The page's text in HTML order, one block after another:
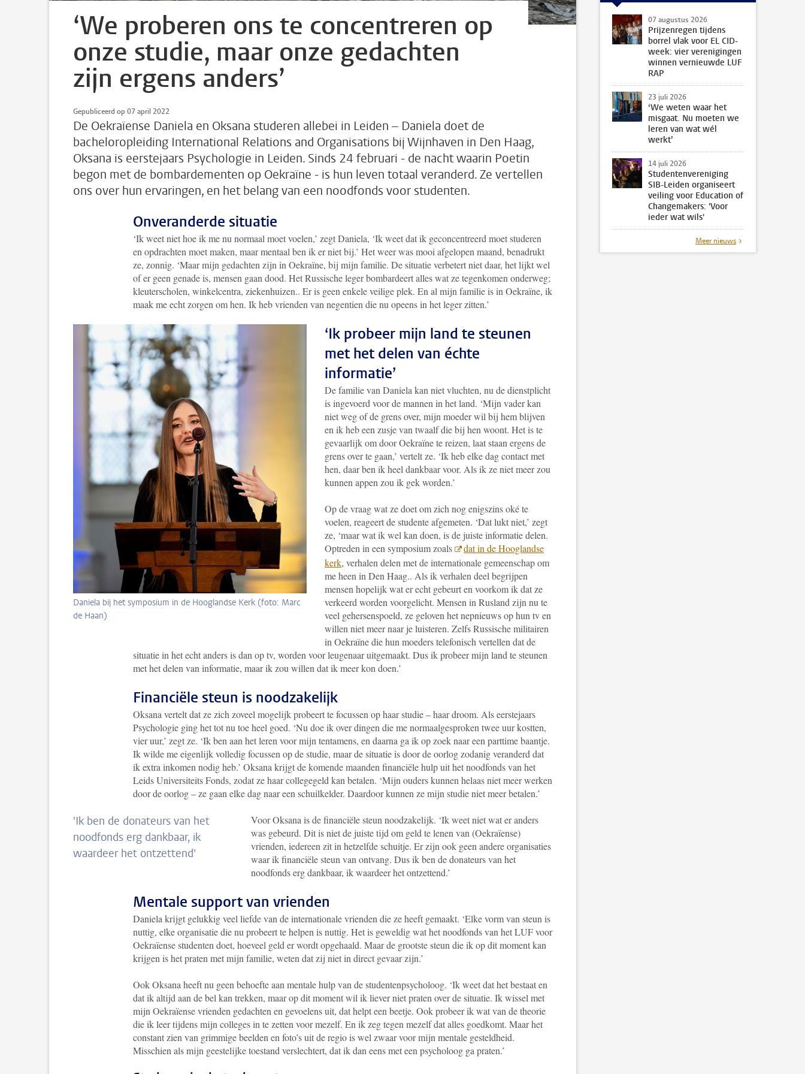
‘We proberen ons te concentreren op
onze studie, maar onze gedachten
zijn ergens anders’
Gepubliceerd op 07 april 2022
De Oekraïense Daniela en Oksana studeren allebei in Leiden – Daniela doet de
bacheloropleiding International Relations and Organisations bij Wijnhaven in Den Haag,
Oksana is eerstejaars Psychologie in Leiden. Sinds 24 februari - de nacht waarin Poetin
begon met de bombardementen op Oekraïne - is hun leven totaal veranderd. Ze vertellen
ons over hun ervaringen, en het belang van een noodfonds voor studenten.
Onveranderde situatie
‘Ik weet niet hoe ik me nu normaal moet voelen,’ zegt Daniela, ‘Ik weet dat ik geconcentreerd moet studeren
en opdrachten moet maken, maar mentaal ben ik er niet bij.’ Het weer was mooi afgelopen maand, benadrukt
ze, zonnig. ‘Maar mijn gedachten zijn in Oekraïne, bij mijn familie. De situatie verbetert niet daar, het lijkt wel
of er geen genade is, mensen gaan dood. Het Russische leger bombardeert alles wat ze tegenkomen onderweg;
kleuterscholen, winkelcentra, ziekenhuizen.. Er is geen enkele veilige plek. En al mijn familie is in Oekraïne, ik
maak me echt zorgen om hen. Ik heb vrienden van negentien die nu opeens in het leger zitten.’
Daniela bij het symposium in de Hooglandse Kerk (foto: Marc
de Haan)
‘Ik probeer mijn land te steunen
met het delen van échte
informatie’
De familie van Daniela kan niet vluchten, nu de dienstplicht
is ingevoerd voor de mannen in het land. ‘Mijn vader kan
niet weg of de grens over, mijn moeder wil bij hem blijven
en ik heb een zusje van twaalf die bij hen woont. Het is te
gevaarlijk om door Oekraïne te reizen, laat staan ergens de
grens over te gaan,’ vertelt ze. ‘Ik heb elke dag contact met
hen, daar ben ik heel dankbaar voor. Als ik ze niet meer zou
kunnen appen zou ik gek worden.’
Op de vraag wat ze doet om zich nog enigszins oké te
voelen, reageert de studente afgemeten. ‘Dat lukt niet,’ zegt
ze, ‘maar wat ik wel kan doen, is de juiste informatie delen.
Optreden in een symposium zoals
dat in de Hooglandse
kerk, verhalen delen met de internationale gemeenschap om
me heen in Den Haag.. Als ik verhalen deel begrijpen
mensen hopelijk wat er echt gebeurt en voorkom ik dat ze
verkeerd worden voorgelicht. Mensen in Rusland zijn nu te
veel gehersenspoeld, ze geloven het nepnieuws op hun tv en
willen niet meer naar je luisteren. Zelfs Russische militairen
in Oekraïne die hun moeders telefonisch vertellen dat de
situatie in het echt anders is dan op tv, worden voor leugenaar uitgemaakt. Dus ik probeer mijn land te steunen
met het delen van informatie, maar ik zou willen dat ik meer kon doen.’
Financiële steun is noodzakelijk
Oksana vertelt dat ze zich zoveel mogelijk probeert te focussen op haar studie – haar droom. Als eerstejaars
Psychologie ging het tot nu toe heel goed. ‘Nu doe ik over dingen die me normaalgesproken twee uur kostten,
vier uur,’ zegt ze. ‘Ik ben aan het leren voor mijn tentamens, en daarna ga ik op zoek naar een parttime baantje.
Ik wilde me eigenlijk volledig focussen op de studie, maar de situatie is door de oorlog zodanig veranderd dat
ik extra inkomen nodig heb.’ Oksana krijgt de komende maanden financiële hulp uit het noodfonds van het
Leids Universiteits Fonds, zodat ze haar collegegeld kan betalen. ‘Mijn ouders kunnen helaas niet meer werken
door de oorlog – ze gaan elke dag naar een schuilkelder. Daardoor kunnen ze mijn studie niet meer betalen.’
'Ik ben de donateurs van het
noodfonds erg dankbaar, ik
waardeer het ontzettend'
Voor Oksana is de financiële steun noodzakelijk. ‘Ik weet niet wat er anders
was gebeurd. Dit is niet de juiste tijd om geld te lenen van (Oekraïense)
vrienden, iedereen zit in hetzelfde schuitje. Er zijn ook geen andere organisaties
waar ik financiële steun van ontvang. Dus ik ben de donateurs van het
noodfonds erg dankbaar, ik waardeer het ontzettend.’
Mentale support van vrienden
Daniela krijgt gelukkig veel liefde van de internationale vrienden die ze heeft gemaakt. ‘Elke vorm van steun is
nuttig, elke organisatie die nu probeert te helpen is nuttig. Het is geweldig wat het noodfonds van het LUF voor
Oekraïense studenten doet, hoeveel geld er wordt opgehaald. Maar de grootste steun die ik op dit moment kan
krijgen is het praten met mijn familie, weten dat zij niet in direct gevaar zijn.’
Ook Oksana heeft nu geen behoefte aan mentale hulp van de studentenpsycholoog. ‘Ik weet dat het bestaat en
dat ik altijd aan de bel kan trekken, maar op dit moment wil ik liever niet praten over de situatie. Ik wissel met
mijn Oekraïense vrienden gedachten en gevoelens uit, dat helpt een beetje. Ook probeer ik wat van de theorie
die ik leer tijdens mijn colleges in te zetten voor mezelf. En ik zeg tegen mezelf dat alles goedkomt. Maar het
constant zien van grimmige beelden en foto’s uit de regio is wel zwaar voor mijn mentale gesteldheid.
Misschien als mijn geestelijke toestand verslechtert, dat ik dan eens met een psycholoog ga praten.’
07 augustus 2026
Prijzenregen tijdens
borrel vlak voor EL CID-
week: vier verenigingen
winnen vernieuwde LUF
RAP
23 juli 2026
‘We weten waar het
misgaat. Nu moeten we
leren van wat wél
werkt’
14 juli 2026
Studentenvereniging
SIB-Leiden organiseert
veiling voor Education of
Changemakers: 'Voor
ieder wat wils'
Meer nieuws